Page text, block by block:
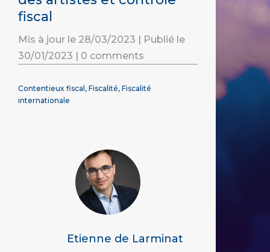
fiscal
Mis à jour le 28/03/2023 | Publié le
30/01/2023
0 comments
Contentieux fiscal , Fiscalité, Fiscalité
internationale
Etienne de Larminat